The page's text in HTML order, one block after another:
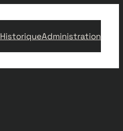
HistoriqueAdministration